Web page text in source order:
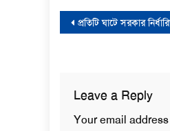
Post
Leave a Reply
Your email